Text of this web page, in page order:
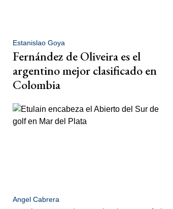
Estanislao Goya
Fernández de Oliveira es el
argentino mejor clasificado en
Colombia
Angel Cabrera